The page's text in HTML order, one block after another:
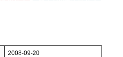
2008-09-20